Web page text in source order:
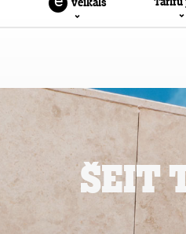
Privātpersonām
Šeit